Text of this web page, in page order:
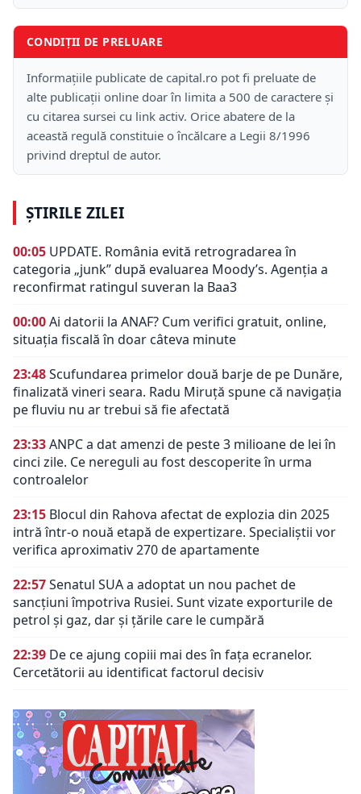
CONDIȚII DE PRELUARE
Informațiile publicate de capital.ro pot fi preluate de
alte publicații online doar în limita a 500 de caractere și
cu citarea sursei cu link activ. Orice abatere de la
această regulă constituie o încălcare a Legii 8/1996
privind dreptul de autor.
ȘTIRILE ZILEI
00:05 UPDATE. România evită retrogradarea în
categoria „junk” după evaluarea Moody’s. Agenția a
reconfirmat ratingul suveran la Baa3
00:00Ai datorii la ANAF? Cum verifici gratuit, online,
situația fiscală în doar câteva minute
23:48Scufundarea primelor două barje de pe Dunăre,
finalizată vineri seara. Radu Miruță spune că navigația
pe fluviu nu ar trebui să fie afectată
23:33ANPC a dat amenzi de peste 3 milioane de lei în
cinci zile. Ce nereguli au fost descoperite în urma
controalelor
23:15 Blocul din Rahova afectat de explozia din 2025
intră într-o nouă etapă de expertizare. Specialiștii vor
verifica aproximativ 270 de apartamente
22:57Senatul SUA a adoptat un nou pachet de
sancțiuni împotriva Rusiei. Sunt vizate exporturile de
petrol și gaz, dar și țările care le cumpără
22:39 De ce ajung copiii mai des în fața ecranelor.
Cercetătorii au identificat factorul decisiv